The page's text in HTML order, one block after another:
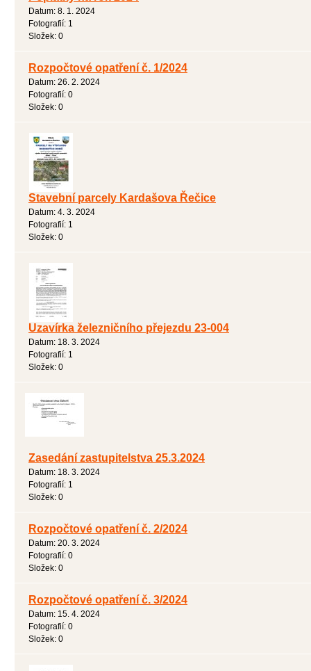
Datum: 8. 1. 2024
Fotografií: 1
Složek: 0
Rozpočtové opatření č. 1/2024
Datum: 26. 2. 2024
Fotografií: 0
Složek: 0
Stavební parcely Kardašova Řečice
Datum: 4. 3. 2024
Fotografií: 1
Složek: 0
Uzavírka železničního přejezdu 23-004
Datum: 18. 3. 2024
Fotografií: 1
Složek: 0
Zasedání zastupitelstva 25.3.2024
Datum: 18. 3. 2024
Fotografií: 1
Složek: 0
Rozpočtové opatření č. 2/2024
Datum: 20. 3. 2024
Fotografií: 0
Složek: 0
Rozpočtové opatření č. 3/2024
Datum: 15. 4. 2024
Fotografií: 0
Složek: 0